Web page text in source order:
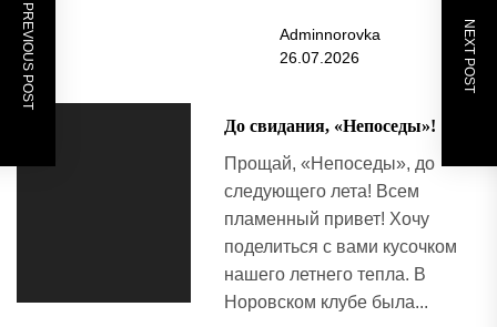
PREVIOUS POST NEXT POST
Adminnorovka
26.07.2026
До свидания, «Непоседы»!
Прощай, «Непоседы», до
следующего лета! Всем
пламенный привет! Хочу
поделиться с вами кусочком
нашего летнего тепла. В
Норовском клубе была...